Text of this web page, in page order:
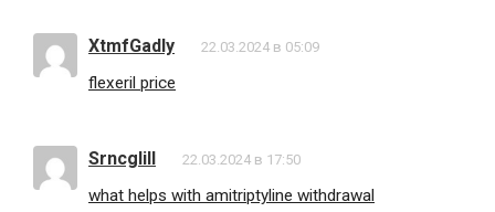
XtmfGadly 22.03.2024 в 05:09
flexeril price
Srncglill 22.03.2024 в 17:50
what helps with amitriptyline withdrawal